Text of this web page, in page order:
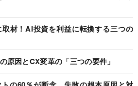
材！AI投資を利益に転換する三つの
原因とCX変革の「三つの要件」